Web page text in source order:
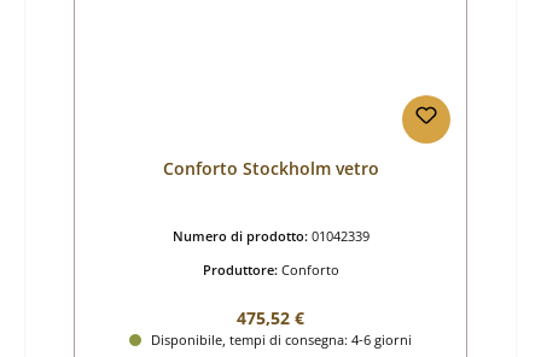
Conforto Stockholm vetro
Numero di prodotto: 01042339
Produttore: Conforto
Prezzo normale:
475,52 €
Disponibile, tempi di consegna: 4-6 giorni